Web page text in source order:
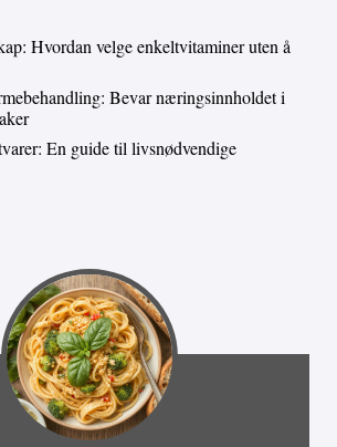
Hvordan velge enkeltvitaminer uten å
Bevar næringsinnholdet i
En guide til livsnødvendige